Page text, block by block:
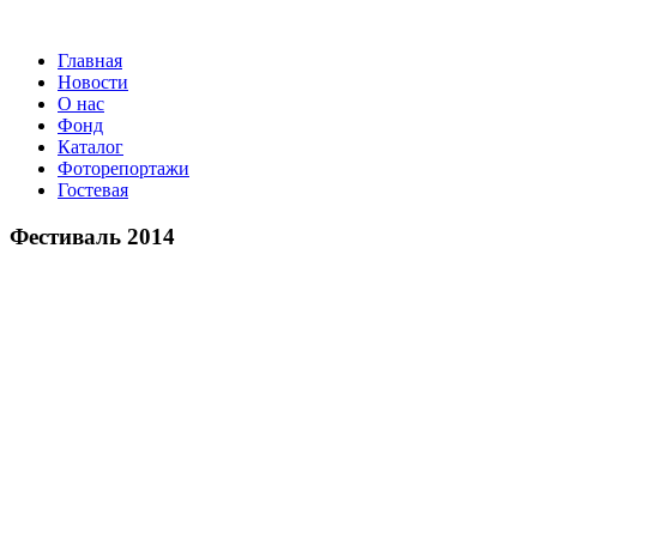
Главная
Новости
О нас
Фонд
Каталог
Фоторепортажи
Гостевая
Фестиваль 2014